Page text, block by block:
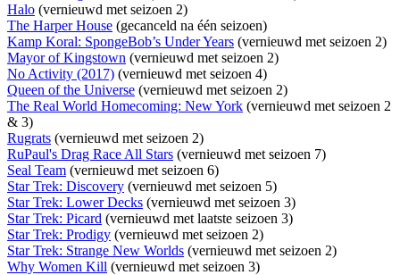
Halo (vernieuwd met seizoen 2)
The Harper House (gecanceld na één seizoen)
Kamp Koral: SpongeBob’s Under Years (vernieuwd met seizoen 2)
Mayor of Kingstown (vernieuwd met seizoen 2)
No Activity (2017) (vernieuwd met seizoen 4)
Queen of the Universe (vernieuwd met seizoen 2)
The Real World Homecoming: New York (vernieuwd met seizoen 2
& 3)
Rugrats (vernieuwd met seizoen 2)
RuPaul's Drag Race All Stars (vernieuwd met seizoen 7)
Seal Team (vernieuwd met seizoen 6)
Star Trek: Discovery (vernieuwd met seizoen 5)
Star Trek: Lower Decks (vernieuwd met seizoen 3)
Star Trek: Picard (vernieuwd met laatste seizoen 3)
Star Trek: Prodigy (vernieuwd met seizoen 2)
Star Trek: Strange New Worlds (vernieuwd met seizoen 2)
Why Women Kill (vernieuwd met seizoen 3)